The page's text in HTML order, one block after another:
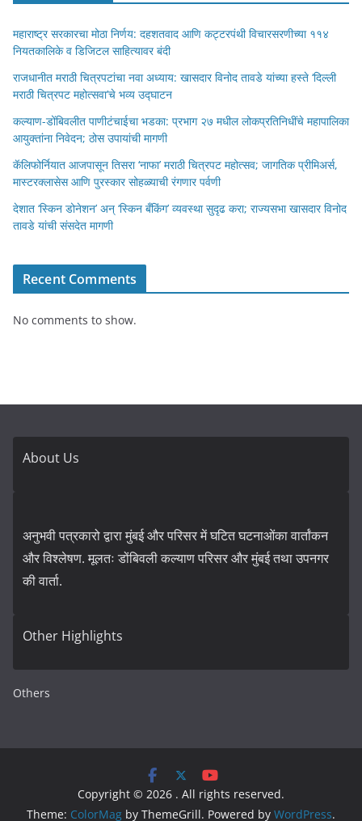
महाराष्ट्र सरकारचा मोठा निर्णय: दहशतवाद आणि कट्टरपंथी विचारसरणीच्या ११४
नियतकालिके व डिजिटल साहित्यावर बंदी
राजधानीत मराठी चित्रपटांचा नवा अध्याय: खासदार विनोद तावडे यांच्या हस्ते ‘दिल्ली
मराठी चित्रपट महोत्सवा’चे भव्य उद्घाटन
कल्याण-डोंबिवलीत पाणीटंचाईचा भडका: प्रभाग २७ मधील लोकप्रतिनिधींचे महापालिका
आयुक्तांना निवेदन; ठोस उपायांची मागणी
कॅलिफोर्नियात आजपासून तिसरा ‘नाफा’ मराठी चित्रपट महोत्सव; जागतिक प्रीमिअर्स,
मास्टरक्लासेस आणि पुरस्कार सोहळ्याची रंगणार पर्वणी
देशात ‘स्किन डोनेशन’ अन् ‘स्किन बँकिंग’ व्यवस्था सुदृढ करा; राज्यसभा खासदार विनोद
तावडे यांची संसदेत मागणी
Recent Comments
No comments to show.
About Us
अनुभवी पत्रकारो द्वारा मुंबई और परिसर में घटित घटनाओंका वार्तांकन
और विश्लेषण. मूलतः डोंबिवली कल्याण परिसर और मुंबई तथा उपनगर
की वार्ता.
Other Highlights
Others
Copyright © 2026 . All rights reserved.
Theme: ColorMag by ThemeGrill. Powered by WordPress.